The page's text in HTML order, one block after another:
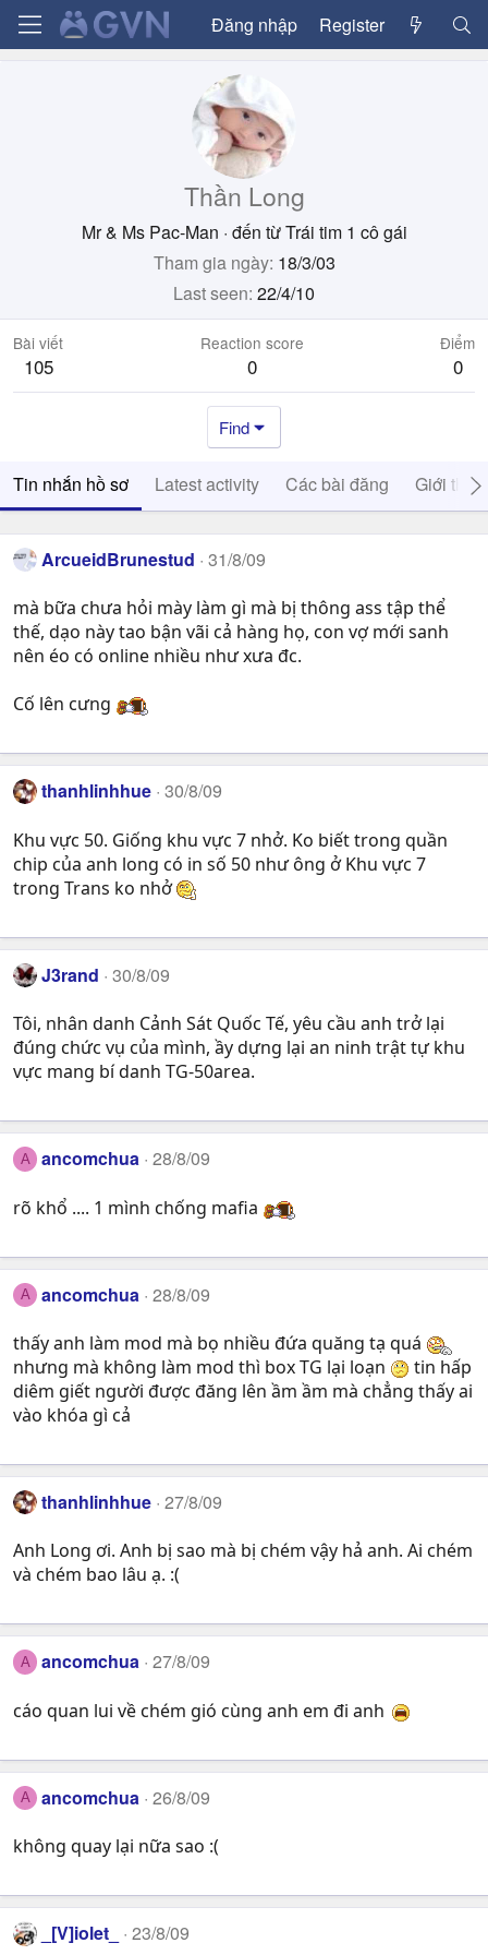
Đăng nhập Register
Thần Long
Mr & Ms Pac-Man · đến từTrái tim 1 cô gái
Tham gia ngày 18/3/03
Last seen 22/4/10
Bài viết
105
Reaction score
0
Điểm
0
Find
Tin nhắn hồ sơ Latest activity Các bài đăng Giới thiệu
ArcueidBrunestud 31/8/09
mà bữa chưa hỏi mày làm gì mà bị thông ass tập thể
thế, dạo này tao bận vãi cả hàng họ, con vợ mới sanh
nên éo có online nhiều như xưa đc.
Cố lên cưng
thanhlinhhue 30/8/09
Khu vực 50. Giống khu vực 7 nhở. Ko biết trong quần
chip của anh long có in số 50 như ông ở Khu vực 7
trong Trans ko nhở
J3rand 30/8/09
Tôi, nhân danh Cảnh Sát Quốc Tế, yêu cầu anh trở lại
đúng chức vụ của mình, ầy dựng lại an ninh trật tự khu
vực mang bí danh TG-50area.
A ancomchua 28/8/09
rõ khổ .... 1 mình chống mafia
A ancomchua 28/8/09
thấy anh làm mod mà bọ nhiều đứa quăng tạ quá
nhưng mà không làm mod thì box TG lại loạn
tin hấp
diêm giết người được đăng lên ầm ầm mà chẳng thấy ai
vào khóa gì cả
thanhlinhhue 27/8/09
Anh Long ơi. Anh bị sao mà bị chém vậy hả anh. Ai chém
và chém bao lâu ạ. :(
A ancomchua 27/8/09
cáo quan lui về chém gió cùng anh em đi anh
A ancomchua 26/8/09
không quay lại nữa sao :(
_[V]iolet_ 23/8/09